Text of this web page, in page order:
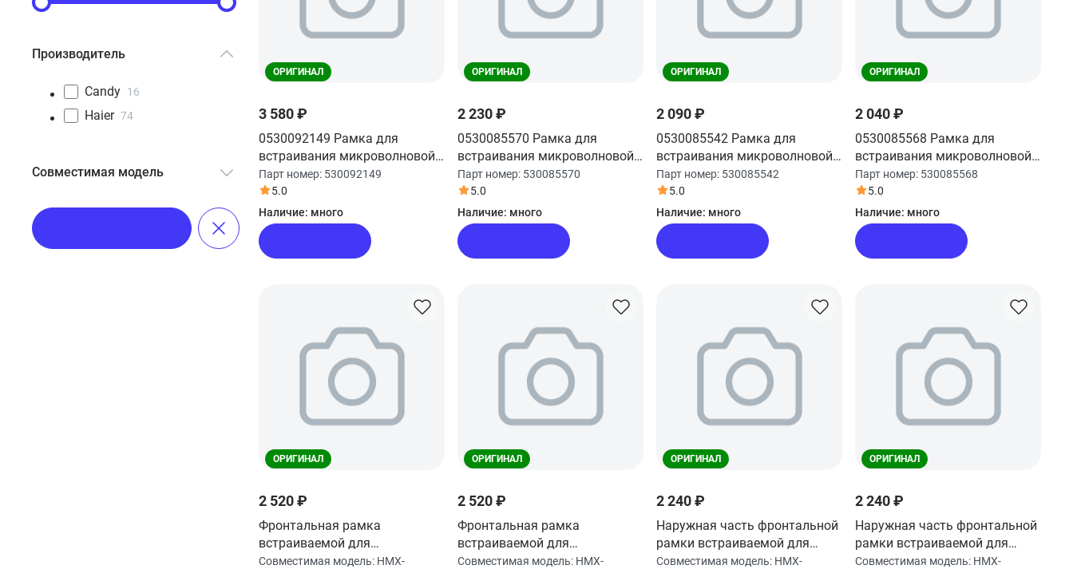
Производитель
Candy 16
Haier 74
Совместимая модель
HMX-BDG259LX
ОРИГИНАЛ
3 580 ₽
0530092149 Рамка для
встраивания микроволновой
печи Haier
Парт номер: 530092149
5.0
Наличие: много
ОРИГИНАЛ
2 230 ₽
0530085570 Рамка для
встраивания микроволновой
печи Haier
Парт номер: 530085570
5.0
Наличие: много
ОРИГИНАЛ
2 090 ₽
0530085542 Рамка для
встраивания микроволновой
печи Haier
Парт номер: 530085542
5.0
Наличие: много
ОРИГИНАЛ
2 040 ₽
0530085568 Рамка для
встраивания микроволновой
печи Haier
Парт номер: 530085568
5.0
Наличие: много
ОРИГИНАЛ
2 520 ₽
Фронтальная рамка
встраиваемой для
микроволновой печи Haier
Совместимая модель: HMX-
ОРИГИНАЛ
2 520 ₽
Фронтальная рамка
встраиваемой для
микроволновой печи Haier
Совместимая модель: HMX-
ОРИГИНАЛ
2 240 ₽
Наружная часть фронтальной
рамки встраиваемой для
микроволновой печи Haier
Совместимая модель: HMX-
ОРИГИНАЛ
2 240 ₽
Наружная часть фронтальной
рамки встраиваемой для
микроволновой печи Haier
Совместимая модель: HMX-